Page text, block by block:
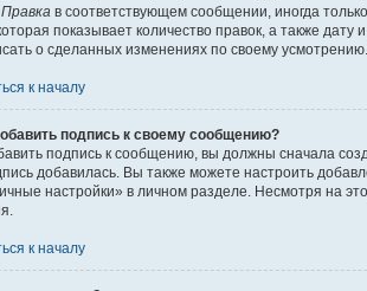
Правка в соответствующем сообщении, иногда
показывает количество правок, а также
о сделанных изменениях по своему
к началу
подпись к своему сообщению?
подпись к сообщению, вы должны сначала
добавилась. Вы также можете настроить
настройки» в личном разделе. Несмотря на
к началу